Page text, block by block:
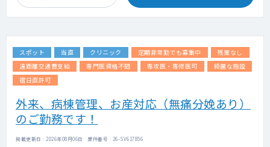
スポット 当直 クリニック 定期非常勤でも募集中
残業なし
遠距離交通費支給
専門医資格不問 専攻医・専修医可
綺麗な施設
宿日直許可
外来、病棟管理、お産対応（無痛分娩あり）
のご勤務です！
掲載更新日 : 2026年08月06日 案件番号 : 26-SV617856